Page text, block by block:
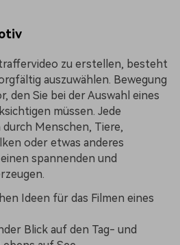
zu erstellen, besteht
auszuwählen. Bewegung
den Sie bei der Auswahl eines
müssen. Jede
Menschen, Tiere,
oder etwas anderes
spannenden und
Ideen für das Filmen eines
Blick auf den Tag- und